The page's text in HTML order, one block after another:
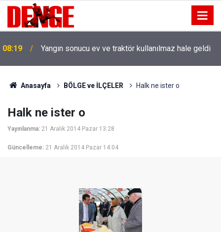
08:19 Yangın sonucu ev ve traktör kullanılmaz hale geldi
Anasayfa BÖLGE ve İLÇELER Halk ne ister o
Halk ne ister o
Yayınlanma: 21 Aralık 2014 Pazar 13:28
Güncelleme: 21 Aralık 2014 Pazar 14:04